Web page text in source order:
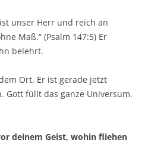
unser Herr und reich an
Maß.“ (Psalm 147:5) Er
belehrt.
Ort. Er ist gerade jetzt
Gott füllt das ganze Universum.
deinem Geist, wohin fliehen